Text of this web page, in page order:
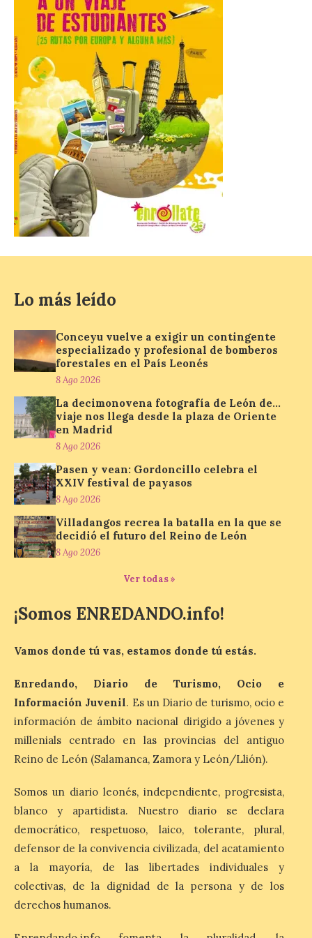
Pontificia de Salamanca
(UPSA), premiará composiciones
inéditas, destinadas a coro, con un
premio de 3.000 euros. Las candidaturas
podrán presentarse hasta el 30 de
noviembre. La Universidad, a […]
Conceyu vuelve a exigir
un contingente
especializado y
profesional de bomberos
forestales en el País
Leonés
8 Ago 2026
Conceyu «se opone
“descomunidad”
antinatural, artificial e
cambio climático y anteponen el fomento
de la tauromaquia a una prevención real
de los incendios. Conceyu Pais Llionés
vuelve a […]
Santander aconseja acudir
a pie o en transporte
público y evitar el
vehículo privado para el
eclipse
8 Ago 2026
El TUS cuenta con líneas
que llegan a la zona en
Cabo Mayor, Cueto,
especial de lanzaderas desde el PCTCAN
Turismo de Extremadura
impulsa nuevas
iniciativas relacionadas
con el trío de eclipses para
afianzar a Extremadura
como referente en
astroturismo
8 Ago 2026
Extremadura cuenta con
uno de los cielos
estrellados con menor
contaminación lumínica
de Europa, un recurso
natural que permite disfrutar de
actividades de astroturismo durante todo
Lo más leído
Conceyu vuelve a exigir un contingente
especializado y profesional de bomberos
forestales en el País Leonés
8 Ago 2026
La decimonovena fotografía de León de…
viaje nos llega desde la plaza de Oriente
en Madrid
8 Ago 2026
Pasen y vean: Gordoncillo celebra el
XXIV festival de payasos
8 Ago 2026
Villadangos recrea la batalla en la que se
decidió el futuro del Reino de León
8 Ago 2026
Ver todas »
¡Somos ENREDANDO.info!
Vamos donde tú vas, estamos donde tú estás.
Enredando, Diario de Turismo, Ocio e
Información Juvenil. Es un Diario de turismo, ocio e
información de ámbito nacional dirigido a jóvenes y
millenials centrado en las provincias del antiguo
Reino de León (Salamanca, Zamora y León/Llión).
Somos un diario leonés, independiente, progresista,
blanco y apartidista. Nuestro diario se declara
democrático, respetuoso, laico, tolerante, plural,
defensor de la convivencia civilizada, del acatamiento
a la mayoría, de las libertades individuales y
colectivas, de la dignidad de la persona y de los
derechos humanos.